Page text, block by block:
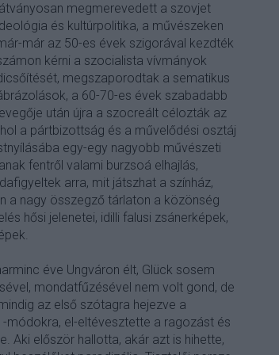
megmerevedett a szovjet
és kultúrpolitika, a művészeken
már az 50-es évek szigorával kezdték
kérni a szocialista vívmányok
megszaporodtak a sematikus
a 60-70-es évek szabadabb
után újra a szocreált célozták az
a pártbizottság és a művelődési osztáj
egy-egy nagyobb művészeti
fentről valami burzsoá elhajlás,
arra, mit játszhat a színház,
a nagy összegző tárlaton a közönség
hősi jelenetei, idilli falusi zsánerképek,
éve Ungváron élt, Glück sosem
mondatfűzésével nem volt gond, de
az első szótagra hejezve a
el-eltévesztette a ragozást és
Aki először hallotta, akár azt is hihette,